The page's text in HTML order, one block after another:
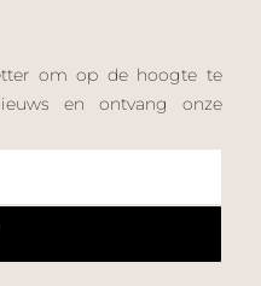
om op de hoogte te
en ontvang onze